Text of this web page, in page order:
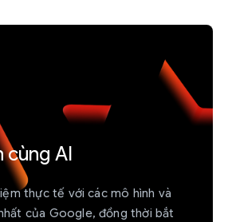
cùng AI
thực tế với các mô hình và
của Google, đồng thời bắt